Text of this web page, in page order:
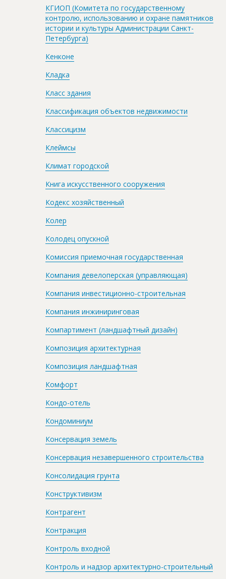
КГИОП (Комитета по государственному
контролю, использованию и охране памятников
истории и культуры Администрации Санкт-
Петербурга)
Кенконе
Кладка
Класс здания
Классификация объектов недвижимости
Классицизм
Клеймсы
Климат городской
Книга искусственного сооружения
Кодекс хозяйственный
Колер
Колодец опускной
Комиссия приемочная государственная
Компания девелоперская (управляющая)
Компания инвестиционно-строительная
Компания инжиниринговая
Компартимент (ландшафтный дизайн)
Композиция архитектурная
Композиция ландшафтная
Комфорт
Кондо-отель
Кондоминиум
Консервация земель
Консервация незавершенного строительства
Консолидация грунта
Конструктивизм
Контрагент
Контракция
Контроль входной
Контроль и надзор архитектурно-строительный